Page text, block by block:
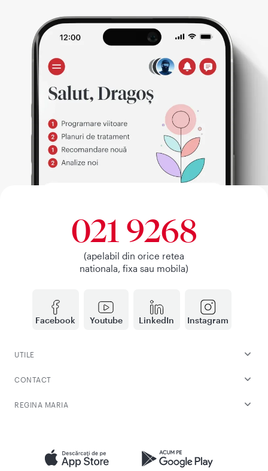
Facebook Youtube LinkedIn Instagram
021 9268
(apelabil din orice retea
nationala, fixa sau mobila)
UTILE
CONTACT
REGINA MARIA